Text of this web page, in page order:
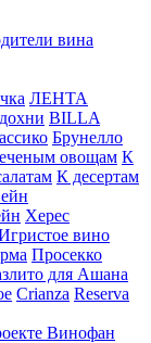
вина
ЛЕНТА
BILLA
Брунелло
овощам К
К десертам
Херес
вино
Просекко
для Ашана
Crianza Reserva
Винофан